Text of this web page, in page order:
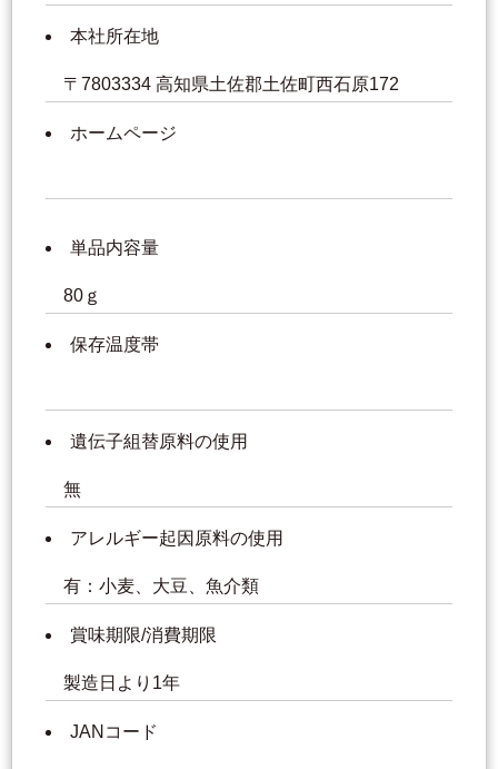
本社所在地
〒7803334 高知県土佐郡土佐町西石原172
ホームページ
単品内容量
80ｇ
保存温度帯
遺伝子組替原料の使用
無
アレルギー起因原料の使用
有：小麦、大豆、魚介類
賞味期限/消費期限
製造日より1年
JANコード